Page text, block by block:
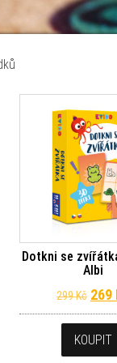
399 Kč.
cena je: 359 Kč.
Dotkni se
Albi
299Kč 269
KOUPIT